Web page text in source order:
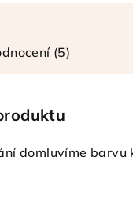
(5)
domluvíme